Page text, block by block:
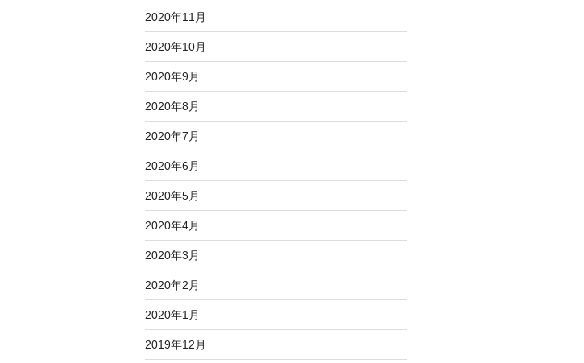
2020年11月
2020年10月
2020年9月
2020年8月
2020年7月
2020年6月
2020年5月
2020年4月
2020年3月
2020年2月
2020年1月
2019年12月